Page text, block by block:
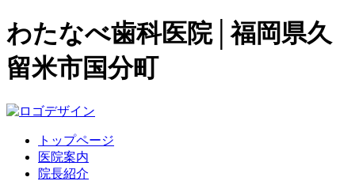
わたなべ歯科医院│福岡県久
留米市国分町
トップページ
医院案内
院長紹介